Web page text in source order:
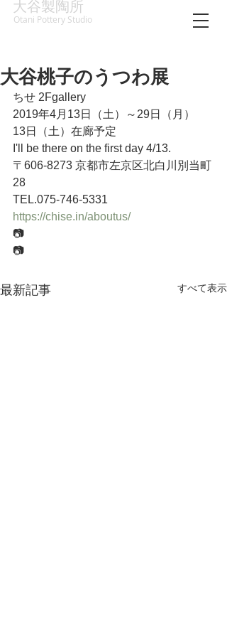
大谷製陶所
Otani Pottery Studio
大谷桃子のうつわ展
ちせ 2Fgallery
2019年4月13日（土）～29日（月）
13日（土）在廊予定
I'll be there on the first day 4/13.
〒606-8273 京都市左京区北白川別当町
28
TEL.075-746-5331
https://chise.in/aboutus/
📷
📷
最新記事 すべて表示